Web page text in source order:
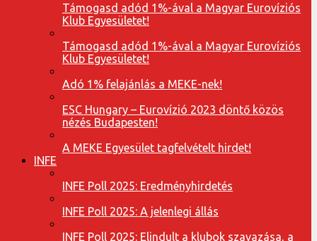
Támogasd adód 1%-ával a Magyar Eurovíziós
Klub Egyesületet!
Támogasd adód 1%-ával a Magyar Eurovíziós
Klub Egyesületet!
Adó 1% felajánlás a MEKE-nek!
ESC Hungary – Eurovízió 2023 döntő közös
nézés Budapesten!
A MEKE Egyesület tagfelvételt hirdet!
INFE
INFE Poll 2025: Eredményhirdetés
INFE Poll 2025: A jelenlegi állás
INFE Poll 2025: Elindult a klubok szavazása, a